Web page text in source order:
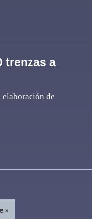
trenzas a
elaboración de
»